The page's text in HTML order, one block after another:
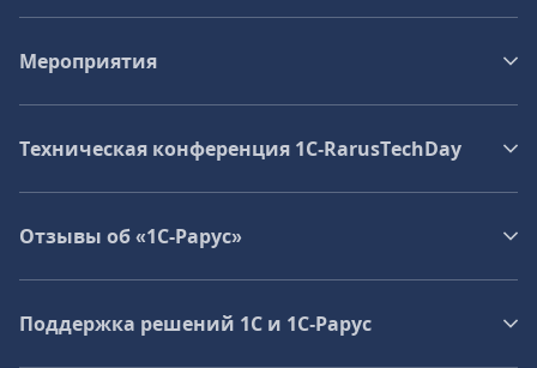
Мероприятия
Техническая конференция 1C‑RarusTechDay
Отзывы об «1С-Рарус»
Поддержка решений 1С и 1С‑Рарус